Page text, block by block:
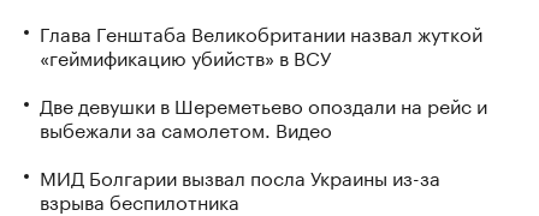
Глава Генштаба Великобритании назвал жуткой
«геймификацию убийств» в ВСУ
Две девушки в Шереметьево опоздали на рейс и
выбежали за самолетом. Видео
МИД Болгарии вызвал посла Украины из-за
взрыва беспилотника